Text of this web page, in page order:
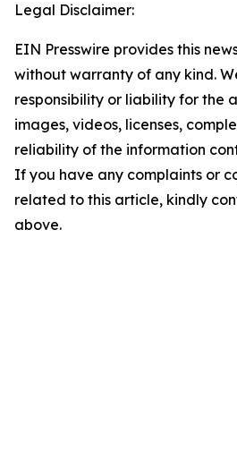
Legal Disclaimer:
EIN Presswire provides this
without warranty of any kind.
responsibility or liability for the
images, videos, licenses,
reliability of the information
If you have any complaints or
related to this article, kindly
above.